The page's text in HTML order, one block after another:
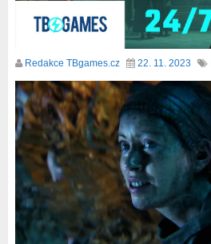
Redakce TBgames.cz 22. 11. 2023